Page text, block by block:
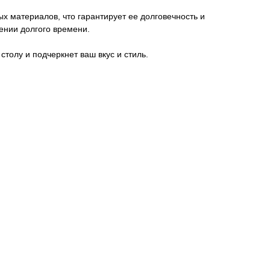
материалов, что гарантирует ее долговечность и
долгого времени.
и подчеркнет ваш вкус и стиль.